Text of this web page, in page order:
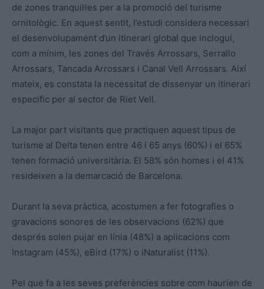
de zones tranquil·les per a la promoció del turisme
ornitològic. En aquest sentit, l’estudi considera necessari
el desenvolupament d’un itinerari global que inclogui,
com a mínim, les zones del Través Arrossars, Serrallo
Arrossars, Tancada Arrossars i Canal Vell Arrossars. Així
mateix, es constata la necessitat de dissenyar un itinerari
específic per al sector de Riet Vell.
La major part visitants que practiquen aquest tipus de
turisme al Delta tenen entre 46 i 65 anys (60%) i el 65%
tenen formació universitària. El 58% són homes i el 41%
resideixen a la demarcació de Barcelona.
Durant la seva pràctica, acostumen a fer fotografies o
gravacions sonores de les observacions (62%) que
després solen pujar en línia (48%) a aplicacions com
Instagram (45%), eBird (17%) o iNaturalist (11%).
Pel que fa a les seves preferències sobre com haurien de